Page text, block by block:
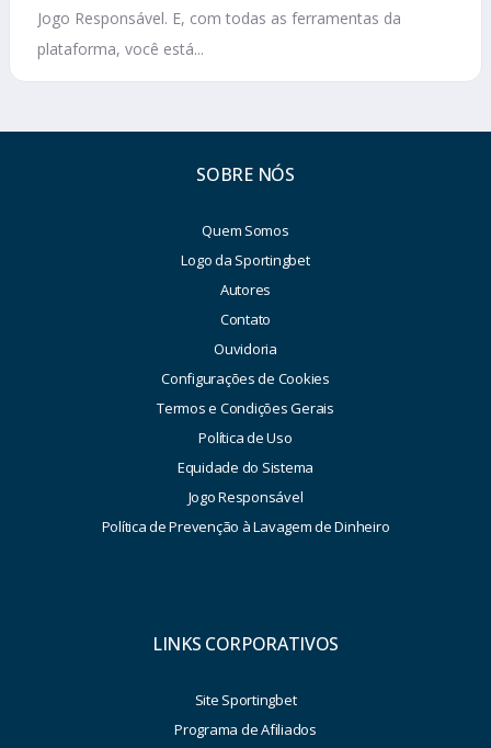
Jogo Responsável. E, com todas as ferramentas da
plataforma, você está...
SOBRE NÓS
Quem Somos
Logo da Sportingbet
Autores
Contato
Ouvidoria
Configurações de Cookies
Termos e Condições Gerais
Política de Uso
Equidade do Sistema
Jogo Responsável
Política de Prevenção à Lavagem de Dinheiro
LINKS CORPORATIVOS
Site Sportingbet
Programa de Afiliados